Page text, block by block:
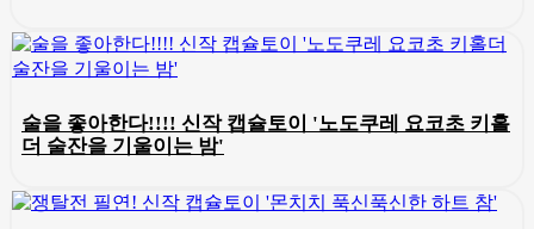
술을 좋아한다!!!! 신작 캡슐토이 '노도쿠레 요코초 키홀
더 술잔을 기울이는 밤'